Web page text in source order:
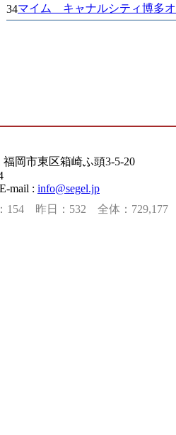
34マイム キャナルシティ博多
岡市東区箱崎ふ頭3-5-20
E-mail : info@segel.jp
154 昨日：532 全体：729,177